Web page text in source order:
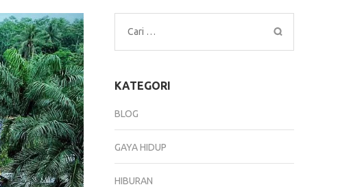
Cari
untuk:
KATEGORI
BLOG
GAYA HIDUP
HIBURAN